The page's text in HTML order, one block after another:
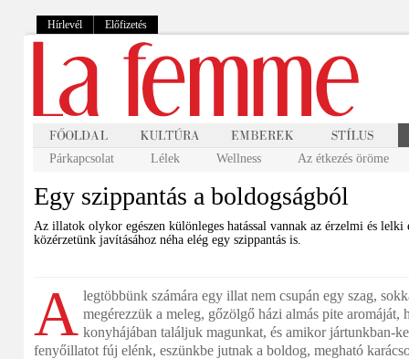
Hírlevél Előfizetés
Párkapcsolat Lélek Wellness Az étkezés öröme
Egy szippantás a boldogságból
Az illatok olykor egészen különleges hatással vannak az érzelmi és
közérzetünk javításához néha elég egy szippantás is.
A legtöbbünk számára egy illat nem csupán egy szag,
megérezzük a meleg, gőzölgő házi almás pite aromáját,
konyhájában találjuk magunkat, és amikor jártunkban-
fenyőillatot fúj elénk, eszünkbe jutnak a boldog, megható